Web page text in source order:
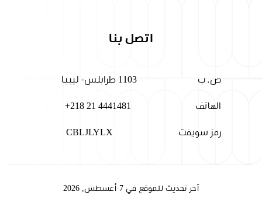
اتصل بنا
ص. ب 1103 طرابلس- ليبيا
الهاتف +218 21 4441481
رمز سويفت CBLJLYLX
آخر تحديث للموقع في 7 أغسطس, 2026